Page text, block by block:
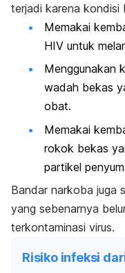
terjadi karena kondisi
Memakai
HIV untuk
Menggunakan
wadah bekas
obat.
Memakai
rokok bekas
partikel
Bandar narkoba juga
yang sebenarnya
terkontaminasi virus.
Risiko infeksi